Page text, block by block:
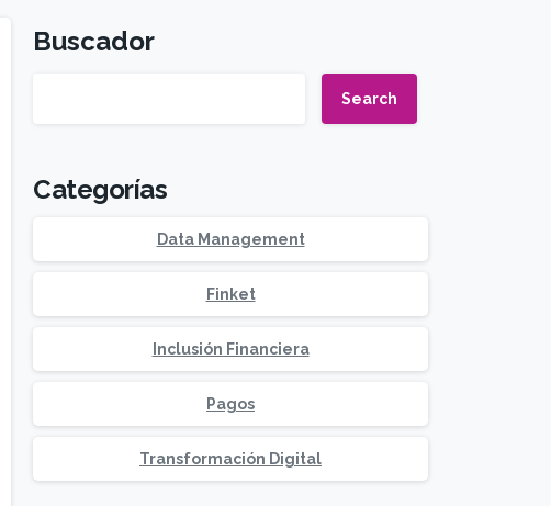
Buscador
Search
Categorías
Data Management
Finket
Inclusión Financiera
Pagos
Transformación Digital